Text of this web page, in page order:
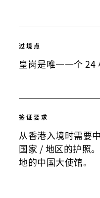
过境点
皇岗是唯一一个 24
签证要求
从香港入境时需要
国家 / 地区的护照
地的中国大使馆。